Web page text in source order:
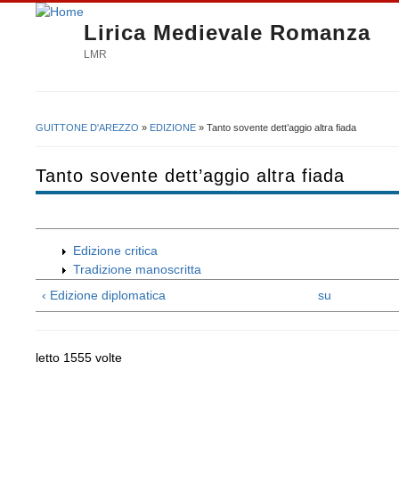
Lirica Medievale Romanza
LMR
GUITTONE D'AREZZO » EDIZIONE » Tanto sovente dett’aggio altra fiada
Tanto sovente dett’aggio altra fiada
Edizione critica
Tradizione manoscritta
‹ Edizione diplomatica
su
letto 1555 volte